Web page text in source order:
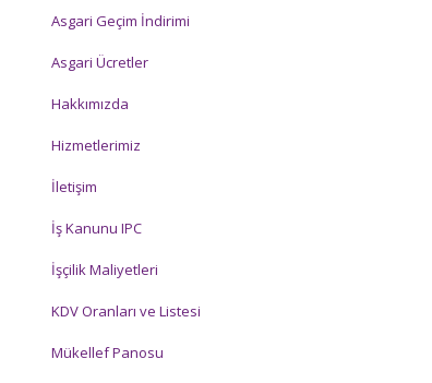
Asgari Geçim İndirimi
Asgari Ücretler
Hakkımızda
Hizmetlerimiz
İletişim
İş Kanunu IPC
İşçilik Maliyetleri
KDV Oranları ve Listesi
Mükellef Panosu